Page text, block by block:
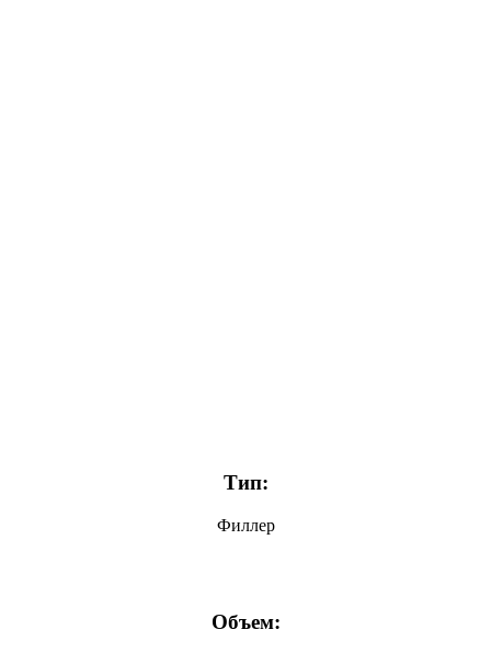
Тип:
Филлер
Объем: